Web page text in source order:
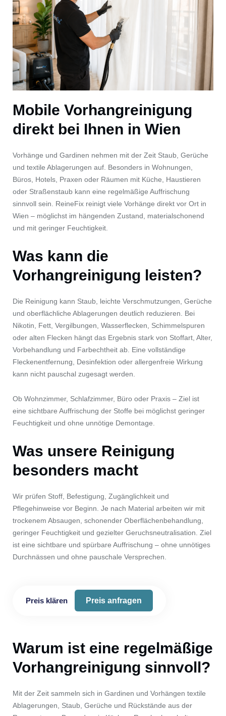
Mobile Vorhangreinigung
direkt bei Ihnen in Wien
Vorhänge und Gardinen nehmen mit der Zeit Staub, Gerüche
und textile Ablagerungen auf. Besonders in Wohnungen,
Büros, Hotels, Praxen oder Räumen mit Küche, Haustieren
oder Straßenstaub kann eine regelmäßige Auffrischung
sinnvoll sein. ReineFix reinigt viele Vorhänge direkt vor Ort in
Wien – möglichst im hängenden Zustand, materialschonend
und mit geringer Feuchtigkeit.
Was kann die
Vorhangreinigung leisten?
Die Reinigung kann Staub, leichte Verschmutzungen, Gerüche
und oberflächliche Ablagerungen deutlich reduzieren. Bei
Nikotin, Fett, Vergilbungen, Wasserflecken, Schimmelspuren
oder alten Flecken hängt das Ergebnis stark von Stoffart, Alter,
Vorbehandlung und Farbechtheit ab. Eine vollständige
Fleckenentfernung, Desinfektion oder allergenfreie Wirkung
kann nicht pauschal zugesagt werden.
Ob Wohnzimmer, Schlafzimmer, Büro oder Praxis – Ziel ist
eine sichtbare Auffrischung der Stoffe bei möglichst geringer
Feuchtigkeit und ohne unnötige Demontage.
Was unsere Reinigung
besonders macht
Wir prüfen Stoff, Befestigung, Zugänglichkeit und
Pflegehinweise vor Beginn. Je nach Material arbeiten wir mit
trockenem Absaugen, schonender Oberflächenbehandlung,
geringer Feuchtigkeit und gezielter Geruchsneutralisation. Ziel
ist eine sichtbare und spürbare Auffrischung – ohne unnötiges
Durchnässen und ohne pauschale Versprechen.
Preis klären Preis anfragen
Warum ist eine regelmäßige
Vorhangreinigung sinnvoll?
Mit der Zeit sammeln sich in Gardinen und Vorhängen textile
Ablagerungen, Staub, Gerüche und Rückstände aus der